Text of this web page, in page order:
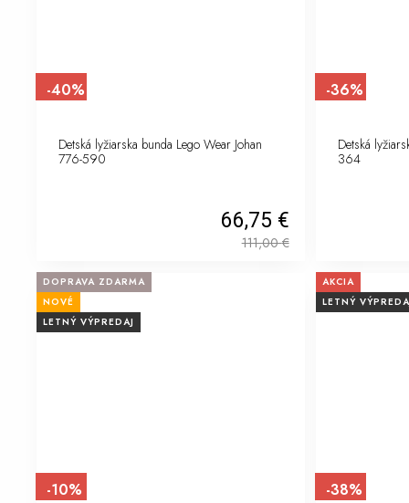
Detská lyžiarska bunda Lego Wear Johan
776-590
66,75 €
111,00€
-40%
Detská
364
-36%
DOPRAVA ZDARMA
NOVÉ
LETNÝ VÝPREDAJ
-10%
AKCIA
LETNÝ
-38%